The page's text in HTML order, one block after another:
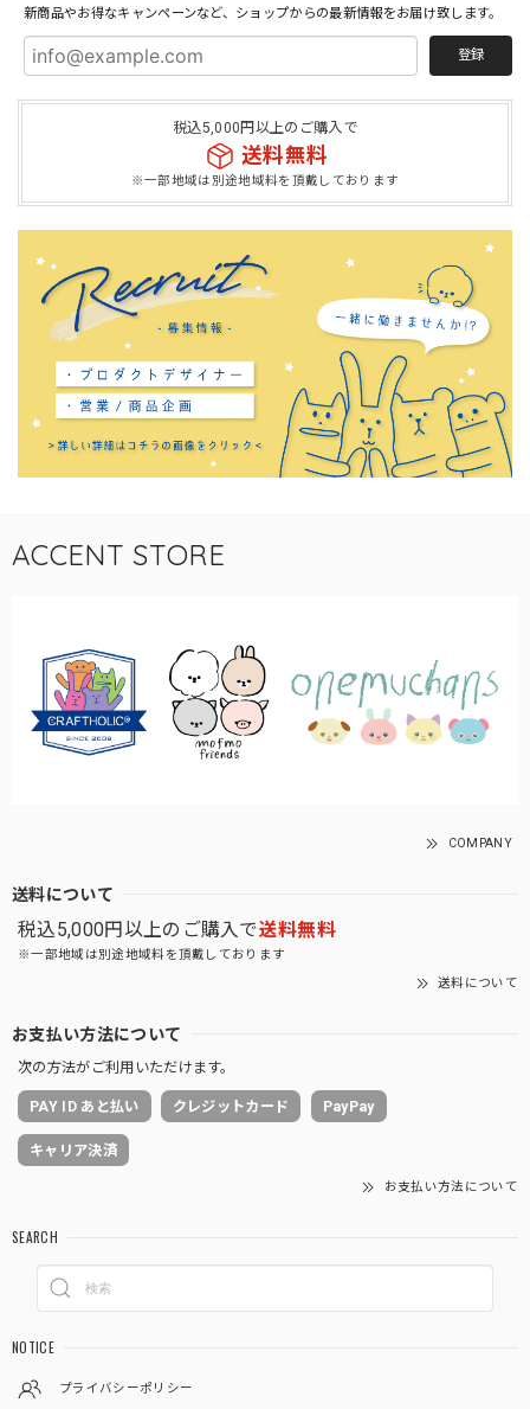
新商品やお得なキャンペーンなど、ショップからの最新情報をお届け致します。
登録
税込5,000円以上のご購入で
送料無料
※一部地域は別途地域料を頂戴しております
ACCENT STORE
COMPANY
送料について
税込5,000円以上のご購入で送料無料
※一部地域は別途地域料を頂戴しております
送料について
お支払い方法について
次の方法がご利用いただけます。
PAY ID あと払い クレジットカード PayPay
キャリア決済
お支払い方法について
SEARCH
NOTICE
プライバシーポリシー